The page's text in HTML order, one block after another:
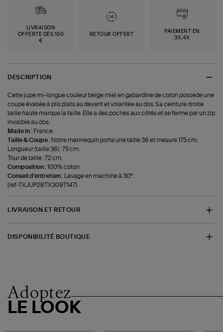
LIVRAISON
OFFERTE DÈS 150
€
RETOUR OFFERT
PAIEMENT EN
3X,4X
DESCRIPTION
Cette jupe mi-longue couleur beige miel en gabardine de coton possède une
coupe évasée à plis plats au devant et volantée au dos. Sa ceinture droite
taille haute marque la taille. Elle a des poches aux côtés et se ferme par un zip
invisible au dos.
Made in : France.
Taille & Coupe : Notre mannequin porte une taille 36 et mesure 175 cm.
Longueur (taille 36) : 75 cm.
Tour de taille : 72 cm.
Composition :100% coton
Conseil d'entretien : Lavage en machine à 30°.
(ref-TXJUP28TX309T147)
LIVRAISON ET RETOUR
DISPONIBILITÉ BOUTIQUE
Adoptez
LE LOOK